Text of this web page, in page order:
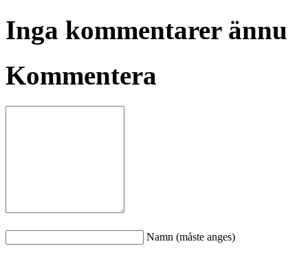
Inga kommentarer ännu
Kommentera
Namn (måste anges)